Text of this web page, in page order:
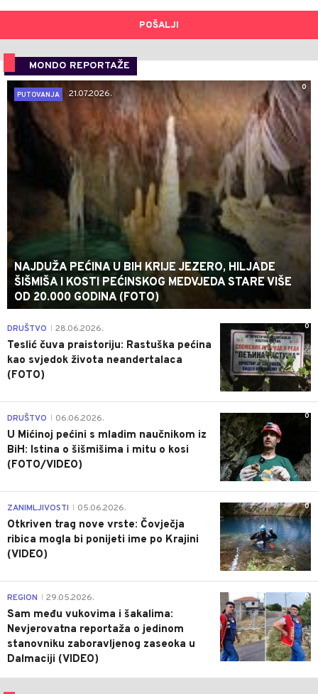
POŠALJI
MONDO REPORTAŽE
0
PUTOVANJA
21.07.2026.
NAJDUŽA PEĆINA U BIH KRIJE JEZERO, HILJADE
ŠIŠMIŠA I KOSTI PEĆINSKOG MEDVJEDA STARE VIŠE
OD 20.000 GODINA (FOTO)
0
DRUŠTVO 28.06.2026.
Teslić čuva praistoriju: Rastuška pećina
kao svjedok života neandertalaca
(FOTO)
0
DRUŠTVO 06.06.2026.
U Mićinoj pećini s mladim naučnikom iz
BiH: Istina o šišmišima i mitu o kosi
(FOTO/VIDEO)
0
ZANIMLJIVOSTI 05.06.2026.
Otkriven trag nove vrste: Čovječja
ribica mogla bi ponijeti ime po Krajini
(VIDEO)
0
REGION 29.05.2026.
Sam među vukovima i šakalima:
Nevjerovatna reportaža o jedinom
stanovniku zaboravljenog zaseoka u
Dalmaciji (VIDEO)